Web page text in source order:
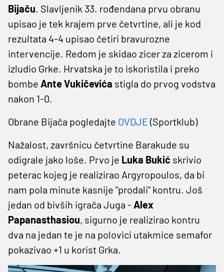
Bijaču . Slavljenik 33. rođendana prvu obranu
upisao je tek krajem prve četvrtine, ali je kod
rezultata 4-4 upisao četiri bravurozne
intervencije. Redom je skidao zicer za zicerom i
izludio Grke. Hrvatska je to iskoristila i preko
bombe Ante Vukičevića stigla do prvog vodstva
nakon 1-0.
Obrane Bijača pogledajte OVDJE (Sportklub)
Nažalost, završnicu četvrtine Barakude su
odigrale jako loše. Prvo je Luka Bukić skrivio
peterac kojeg je realizirao Argyropoulos, da bi
nam pola minute kasnije "prodali" kontru. Još
jedan od bivših igrača Juga - Alex
Papanasthasiou, sigurno je realizirao kontru
dva na jedan te je na polovici utakmice semafor
pokazivao +1 u korist Grka.